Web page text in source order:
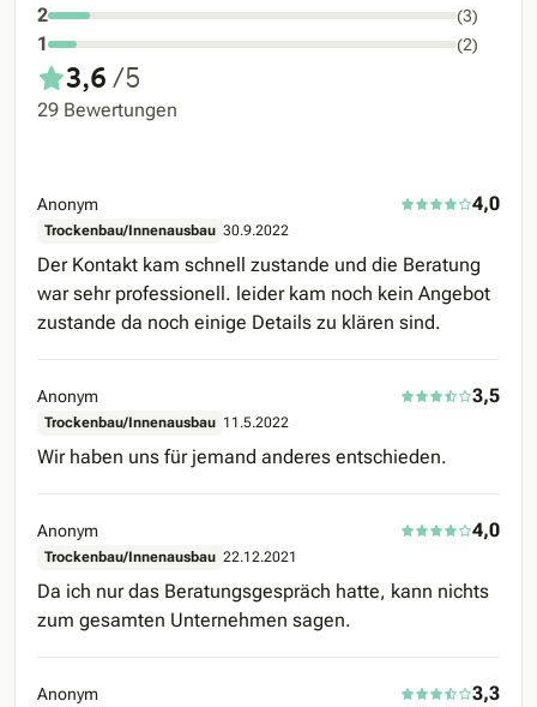
2 (3)
1 (2)
3,6 /5
29 Bewertungen
Anonym 4,0
Trockenbau/Innenausbau 30.9.2022
Der Kontakt kam schnell zustande und die Beratung
war sehr professionell. leider kam noch kein Angebot
zustande da noch einige Details zu klären sind.
Anonym 3,5
Trockenbau/Innenausbau 11.5.2022
Wir haben uns für jemand anderes entschieden.
Anonym 4,0
Trockenbau/Innenausbau 22.12.2021
Da ich nur das Beratungsgespräch hatte, kann nichts
zum gesamten Unternehmen sagen.
Anonym 3,3